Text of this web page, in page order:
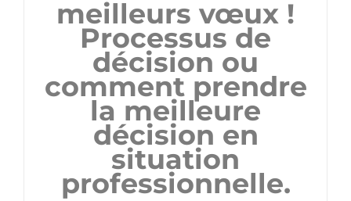
meilleurs vœux !
Processus de
décision ou
comment prendre
la meilleure
décision en
situation
professionnelle.